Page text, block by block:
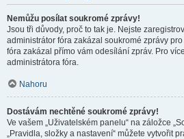
Nemůžu posílat soukromé zprávy!
Jsou tři důvody, proč to tak je. Nejste
administrátor fóra zakázal soukromé zprávy
fóra zakázal přímo vám odesílání zpráv. Pro
administrátora fóra.
Nahoru
Dostávám nechtěné soukromé zprávy!
Ve vašem „Uživatelském panelu“ na záložce
„Pravidla, složky a nastavení“ můžete vytvořit